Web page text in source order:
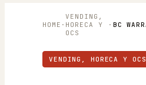
HOME ·
VENDING,
HORECA Y
OCS
·
VENDING, HORECA Y OCS